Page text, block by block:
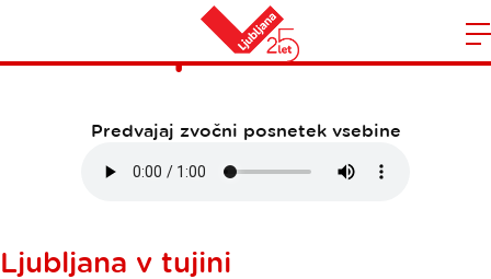
Domov
April 2014
Predvajaj zvočni posnetek vsebine
Ljubljana v tujini